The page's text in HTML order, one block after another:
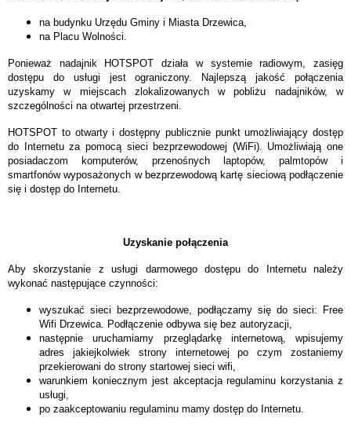
na budynku Urzędu Gminy i Miasta Drzewica,
na Placu Wolności.
Ponieważ nadajnik HOTSPOT działa w systemie radiowym, zasięg
dostępu do usługi jest ograniczony. Najlepszą jakość połączenia
uzyskamy w miejscach zlokalizowanych w pobliżu nadajników, w
szczególności na otwartej przestrzeni.
HOTSPOT to otwarty i dostępny publicznie punkt umożliwiający dostęp
do Internetu za pomocą sieci bezprzewodowej (WiFi). Umożliwiają one
posiadaczom komputerów, przenośnych laptopów, palmtopów i
smartfonów wyposażonych w bezprzewodową kartę sieciową podłączenie
się i dostęp do Internetu.
Uzyskanie połączenia
Aby skorzystanie z usługi darmowego dostępu do Internetu należy
wykonać następujące czynności:
wyszukać sieci bezprzewodowe, podłączamy się do sieci: Free
Wifi Drzewica. Podłączenie odbywa się bez autoryzacji,
następnie uruchamiamy przeglądarkę internetową, wpisujemy
adres jakiejkolwiek strony internetowej po czym zostaniemy
przekierowani do strony startowej sieci wifi,
warunkiem koniecznym jest akceptacja regulaminu korzystania z
usługi,
po zaakceptowaniu regulaminu mamy dostęp do Internetu.